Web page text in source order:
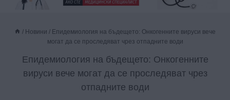
/ Новини / Епидемиология на бъдещето: Онкогенните вируси вече
могат да се проследяват чрез отпадните води
Епидемиология на бъдещето: Онкогенните
вируси вече могат да се проследяват чрез
отпадните води